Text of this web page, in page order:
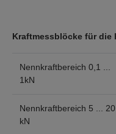
Kraftmessblöcke für
Nennkraftbereich 0,1 ...
1kN
Nennkraftbereich 5 ... 20
kN